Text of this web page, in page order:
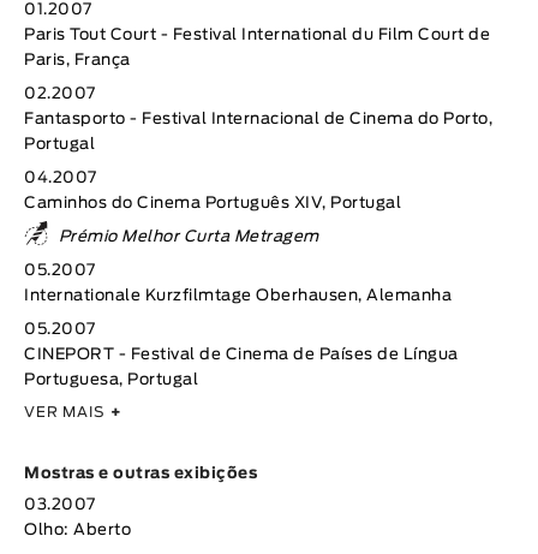
01.2007
Paris Tout Court - Festival International du Film Court de
Paris, França
02.2007
Fantasporto - Festival Internacional de Cinema do Porto,
Portugal
04.2007
Caminhos do Cinema Português XIV, Portugal
Prémio Melhor Curta Metragem
05.2007
Internationale Kurzfilmtage Oberhausen, Alemanha
05.2007
CINEPORT - Festival de Cinema de Países de Língua
Portuguesa, Portugal
VER MAIS +
Mostras e outras exibições
03.2007
Olho: Aberto